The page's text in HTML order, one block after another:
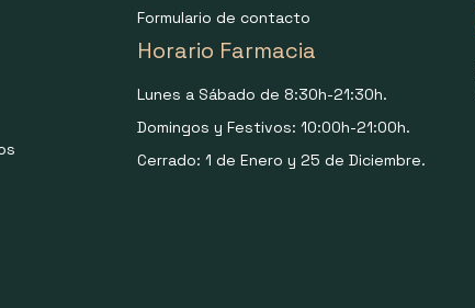
Formulario de contacto
Horario Farmacia
Lunes a Sábado de 8:30h-21:30h.
Domingos y Festivos: 10:00h-21:00h.
Cerrado: 1 de Enero y 25 de Diciembre.